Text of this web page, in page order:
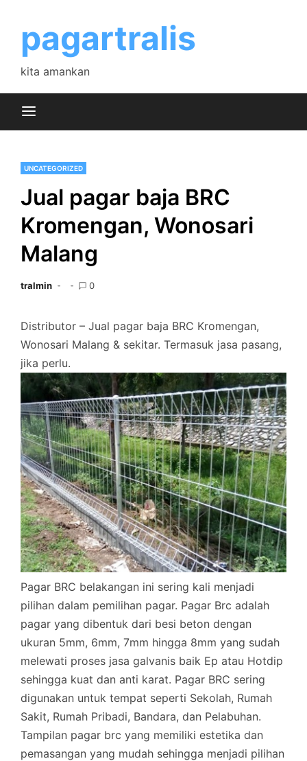
contentpagartralis
kita amankan
UNCATEGORIZED
Jual pagar baja BRC
Kromengan, Wonosari
Malang
tralmin 0
Distributor – Jual pagar baja BRC Kromengan,
Wonosari Malang & sekitar. Termasuk jasa pasang,
jika perlu.
Pagar BRC belakangan ini sering kali menjadi
pilihan dalam pemilihan pagar. Pagar Brc adalah
pagar yang dibentuk dari besi beton dengan
ukuran 5mm, 6mm, 7mm hingga 8mm yang sudah
melewati proses jasa galvanis baik Ep atau Hotdip
sehingga kuat dan anti karat. Pagar BRC sering
digunakan untuk tempat seperti Sekolah, Rumah
Sakit, Rumah Pribadi, Bandara, dan Pelabuhan.
Tampilan pagar brc yang memiliki estetika dan
pemasangan yang mudah sehingga menjadi pilihan